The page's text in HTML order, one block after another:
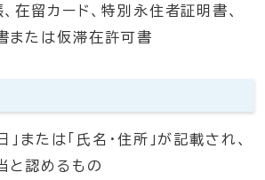
在留カード、特別永住者証明書、
または仮滞在許可書
」または「氏名・住所」が記載され、
と認めるもの